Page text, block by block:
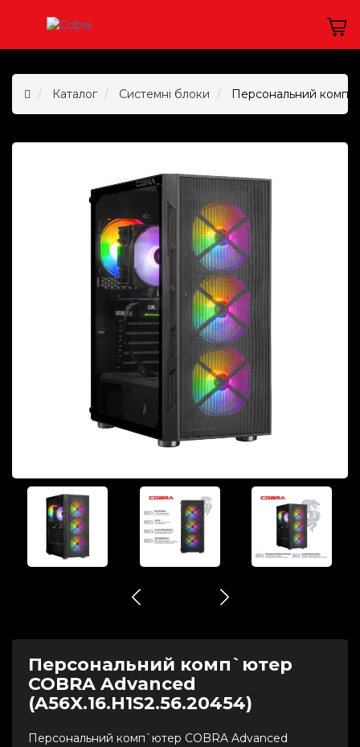
Каталог Системні блоки Персональний
Персональний комп`ютер
COBRA Advanced
(A56X.16.H1S2.56.20454)
Персональний комп`ютер COBRA Advanced